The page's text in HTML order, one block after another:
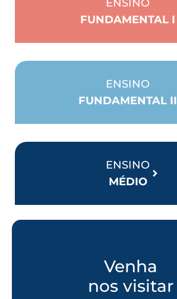
ENSINO
FUNDAMENTAL I
ENSINO
FUNDAMENTAL II
ENSINO
MÉDIO
Venha
nos visitar